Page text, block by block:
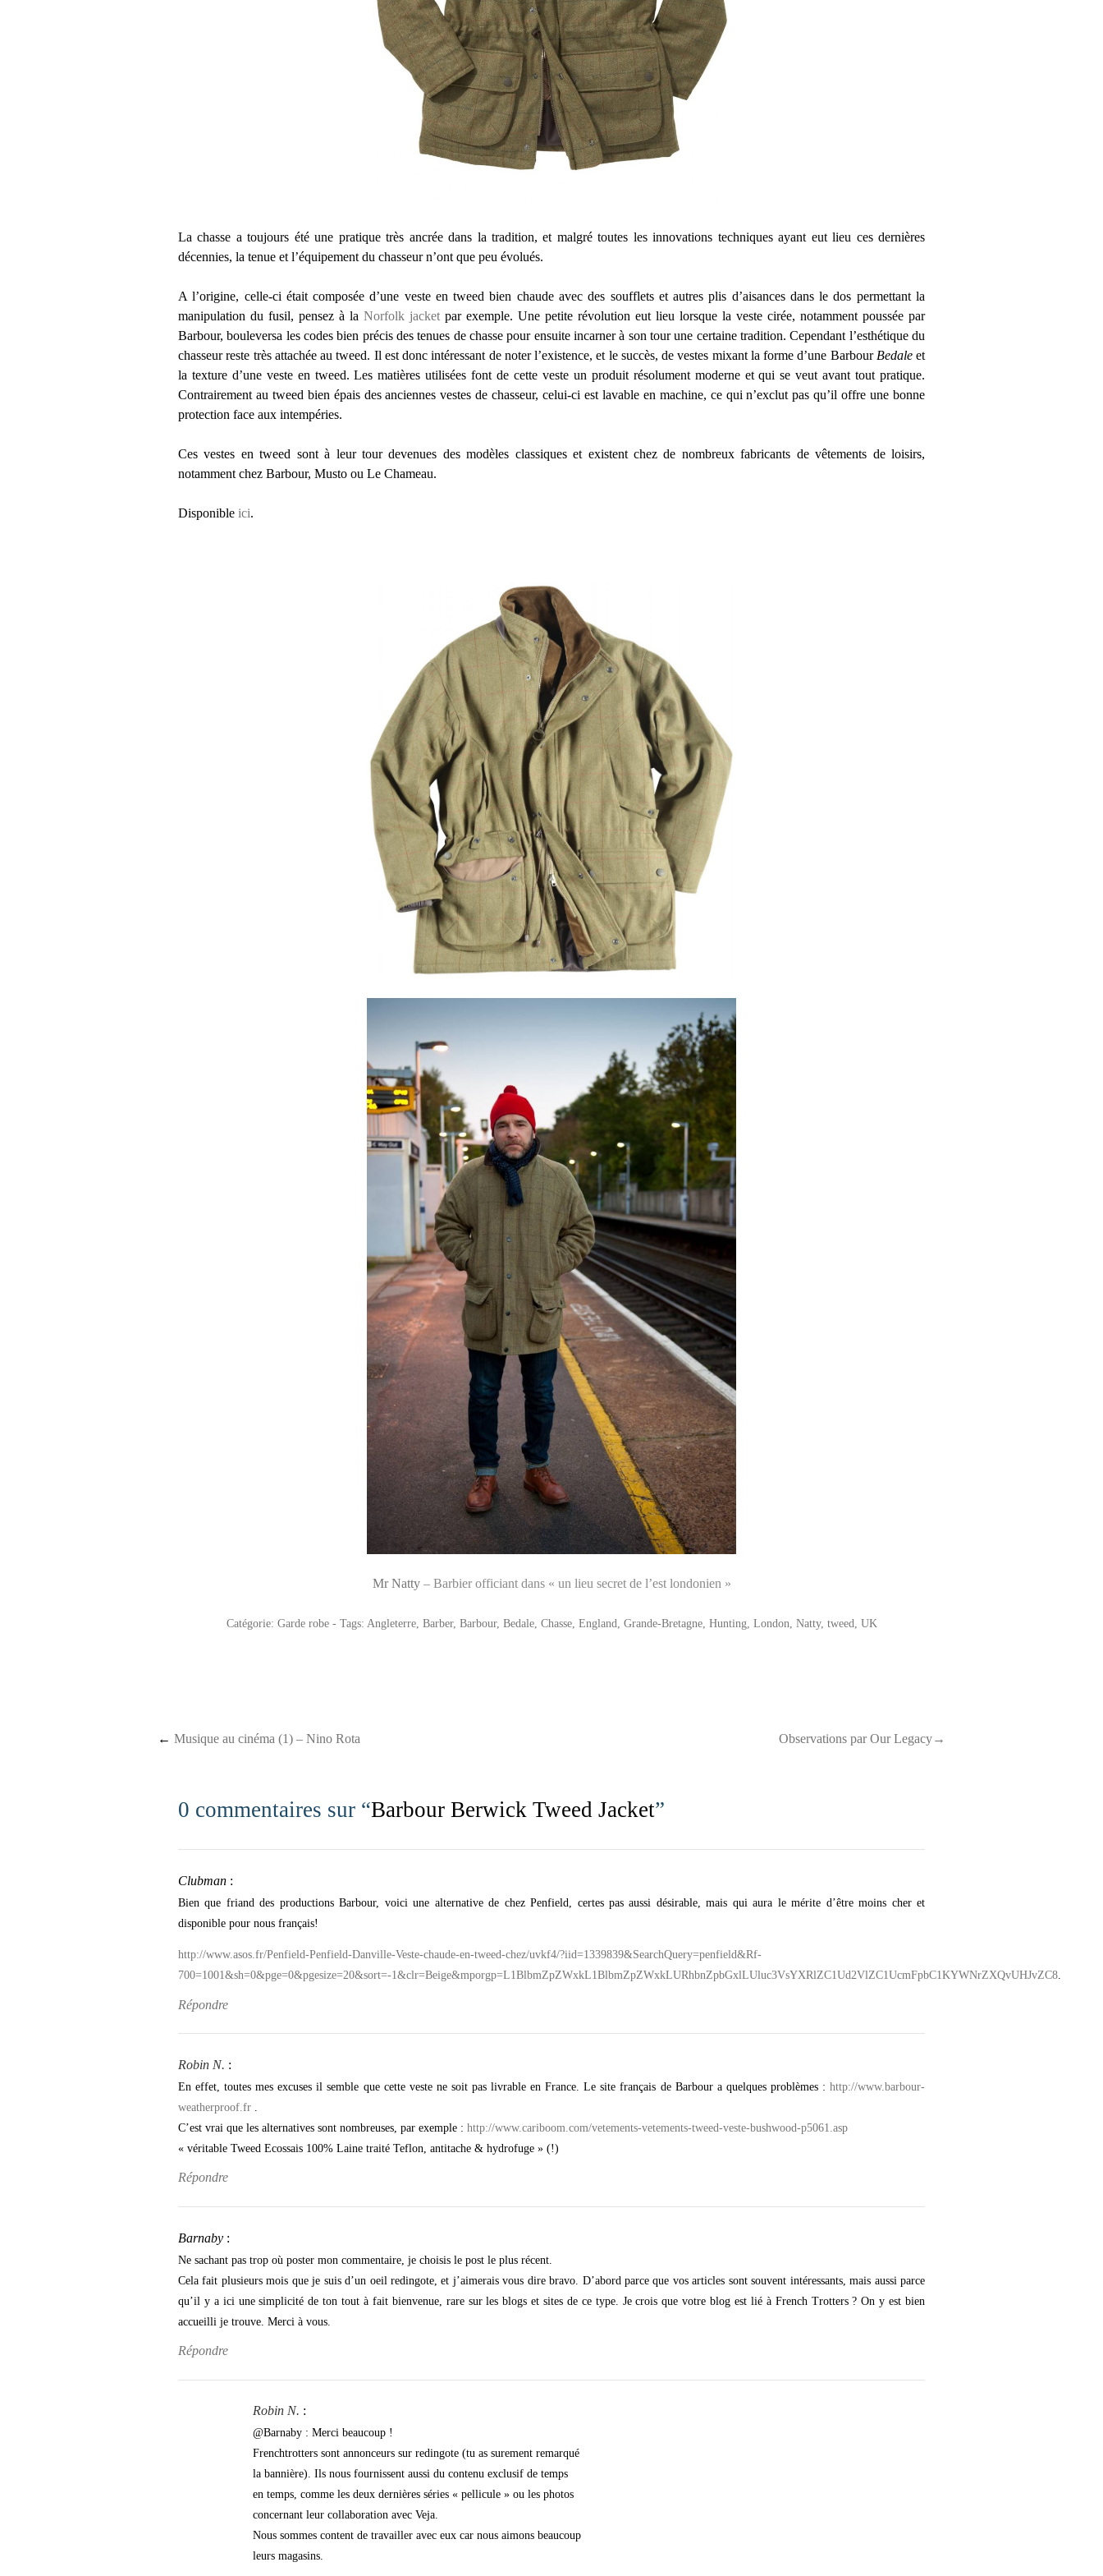
La chasse a toujours été une pratique très ancrée dans la tradition, et malgré toutes les innovations techniques ayant eut lieu ces dernières
décennies, la tenue et l’équipement du chasseur n’ont que peu évolués.
A l’origine, celle-ci était composée d’une veste en tweed bien chaude avec des soufflets et autres plis d’aisances dans le dos permettant la
manipulation du fusil, pensez à la Norfolk jacket par exemple. Une petite révolution eut lieu lorsque la veste cirée, notamment poussée par
Barbour, bouleversa les codes bien précis des tenues de chasse pour ensuite incarner à son tour une certaine tradition. Cependant l’esthétique du
chasseur reste très attachée au tweed. Il est donc intéressant de noter l’existence, et le succès, de vestes mixant la forme d’une Barbour Bedaleet
la texture d’une veste en tweed. Les matières utilisées font de cette veste un produit résolument moderne et qui se veut avant tout pratique.
Contrairement au tweed bien épais des anciennes vestes de chasseur, celui-ci est lavable en machine, ce qui n’exclut pas qu’il offre une bonne
protection face aux intempéries.
Ces vestes en tweed sont à leur tour devenues des modèles classiques et existent chez de nombreux fabricants de vêtements de loisirs,
notamment chez Barbour, Musto ou Le Chameau.
Disponible ici.
Mr Natty– Barbier officiant dans « un lieu secret de l’est londonien »
Catégorie: Garde robe- Tags: Angleterre, Barber, Barbour, Bedale, Chasse, England Grande-Bretagne, Hunting, London Natty, tweed UK
Post navigation
← Musique au cinéma (1) – Nino Rota Observations par Our Legacy→
0 commentaires sur “Barbour Berwick Tweed Jacket”
Clubman :
Bien que friand des productions Barbour, voici une alternative de chez Penfield, certes pas aussi désirable, mais qui aura le mérite d’être moins cher et
disponible pour nous français!
http://www.asos.fr/Penfield-Penfield-Danville-Veste-chaude-en-tweed-chez/uvkf4/?iid=1339839&SearchQuery=penfield&Rf-
700=1001&sh=0&pge=0&pgesize=20&sort=-1&clr=Beige&mporgp=L1BlbmZpZWxkL1BlbmZpZWxkLURhbnZpbGxlLUluc3VsYXRlZC1Ud2VlZC1UcmFpbC1KYWNrZXQvUHJvZC8.
Répondre
Robin N. :
En effet, toutes mes excuses il semble que cette veste ne soit pas livrable en France. Le site français de Barbour a quelques problèmes : http://www.barbour-
weatherproof.fr
C’est vrai que les alternatives sont nombreuses, par exemple : http://www.cariboom.com/vetements-vetements-tweed-veste-bushwood-p5061.asp
« véritable Tweed Ecossais 100% Laine traité Teflon, antitache & hydrofuge » (!)
Répondre
Barnaby :
Ne sachant pas trop où poster mon commentaire, je choisis le post le plus récent.
Cela fait plusieurs mois que je suis d’un oeil redingote, et j’aimerais vous dire bravo. D’abord parce que vos articles sont souvent intéressants, mais aussi parce
qu’il y a ici une simplicité de ton tout à fait bienvenue, rare sur les blogs et sites de ce type. Je crois que votre blog est lié à French Trotters ? On y est bien
accueilli je trouve. Merci à vous.
Répondre
Robin N. :
@Barnaby : Merci beaucoup !
Frenchtrotters sont annonceurs sur redingote (tu as surement remarqué
la bannière). Ils nous fournissent aussi du contenu exclusif de temps
en temps, comme les deux dernières séries « pellicule » ou les photos
concernant leur collaboration avec Veja.
Nous sommes content de travailler avec eux car nous aimons beaucoup
leurs magasins.